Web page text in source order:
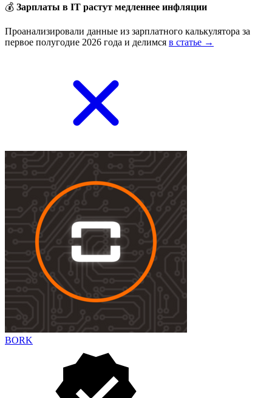
💰 Зарплаты в IT растут медленнее инфляции
Проанализировали данные из зарплатного калькулятора за
первое полугодие 2026 года и делимся в статье →
BORK